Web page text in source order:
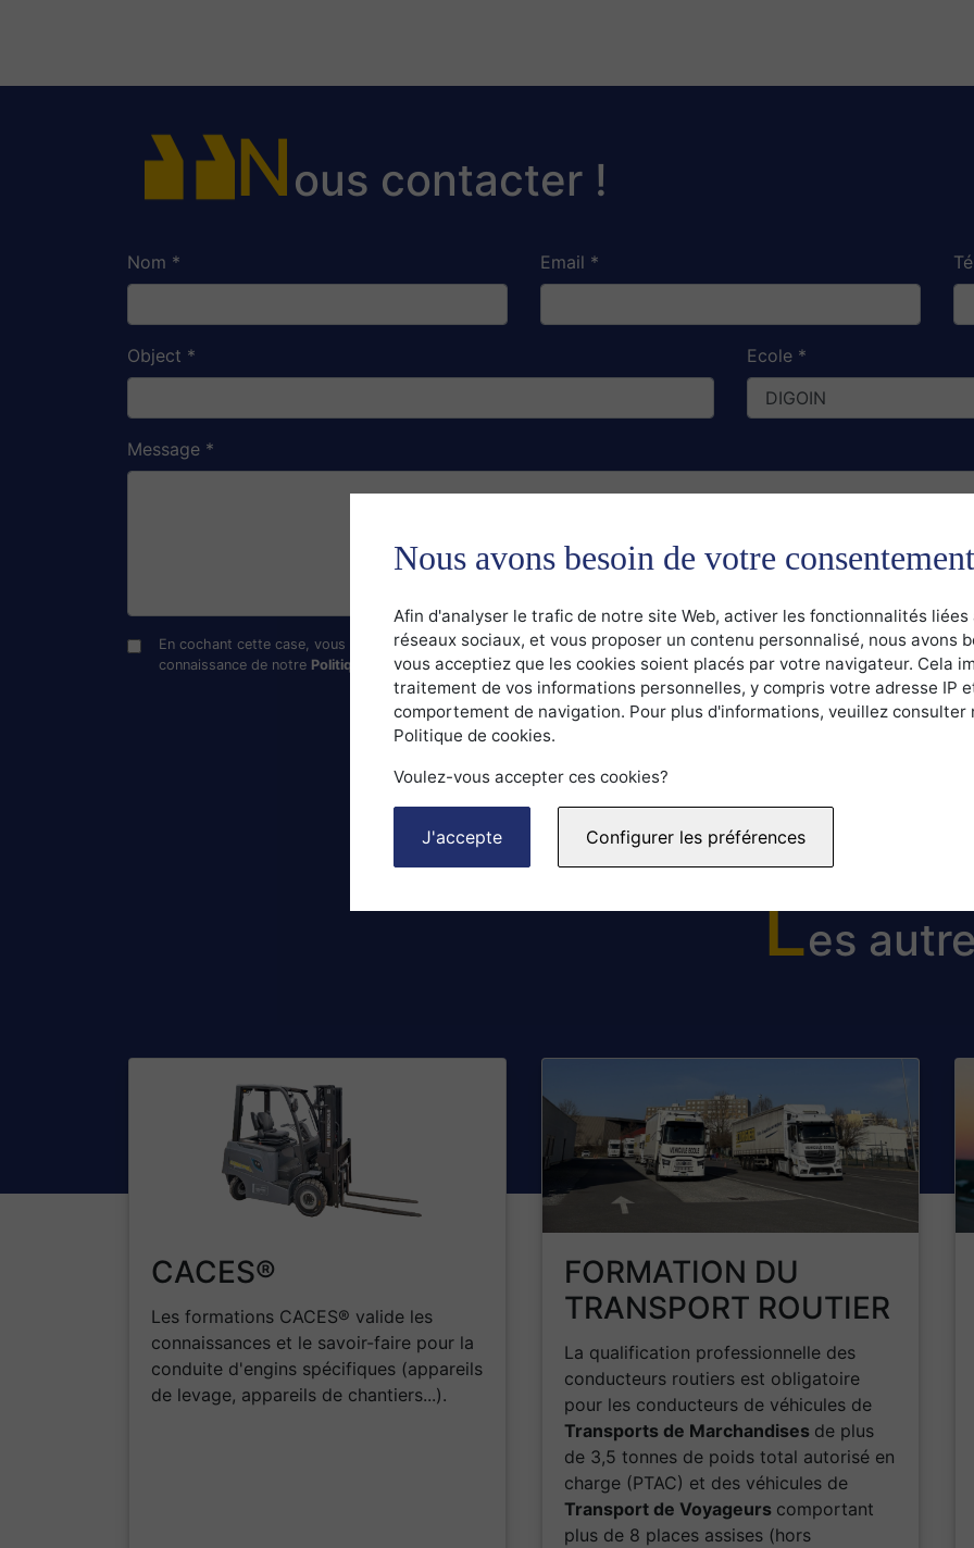
Nous contacter !
Nom * Email *
Object * Ecole *
Message *
En cochant cette case, vous acceptez l’utilisation des informations renseignées à l’usage exclusif de vous contacter à
connaissance de notre Politique de confidentialité
Les
CACES®
Les formations CACES® valide les
connaissances et le savoir-faire pour la
conduite d'engins spécifiques (appareils
de levage, appareils de chantiers...).
FORMATION DU
TRANSPORT ROUTIER
La qualification professionnelle des
conducteurs routiers est obligatoire
pour les conducteurs de véhicules de
Transports de Marchandises de plus
de 3,5 tonnes de poids total autorisé en
charge (PTAC) et des véhicules de
Transport de Voyageurs comportant
plus de 8 places assises (hors
Nous avons besoin de votre consentement
Afin d'analyser le trafic de notre site Web, activer les fonctionnalités liées
réseaux sociaux, et vous proposer un contenu personnalisé, nous avons
vous acceptiez que les cookies soient placés par votre navigateur. Cela
traitement de vos informations personnelles, y compris votre adresse IP
comportement de navigation. Pour plus d'informations, veuillez consulter
Politique de cookies.
Voulez-vous accepter ces cookies?
J'accepte Configurer les préférences